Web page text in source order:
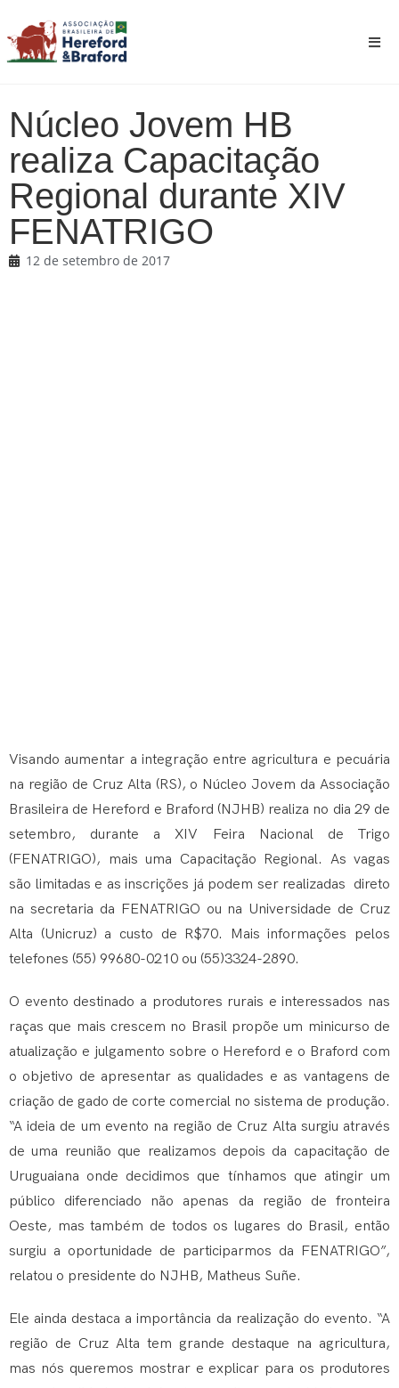
Núcleo Jovem HB
realiza Capacitação
Regional durante XIV
FENATRIGO
12 de setembro de 2017
Visando aumentar a integração entre agricultura e pecuária
na região de Cruz Alta (RS), o Núcleo Jovem da Associação
Brasileira de Hereford e Braford (NJHB) realiza no dia 29 de
setembro, durante a XIV Feira Nacional de Trigo
(FENATRIGO), mais uma Capacitação Regional. As vagas
são limitadas e as inscrições já podem ser realizadas direto
na secretaria da FENATRIGO ou na Universidade de Cruz
Alta (Unicruz) a custo de R$70. Mais informações pelos
telefones (55) 99680-0210 ou (55)3324-2890.
O evento destinado a produtores rurais e interessados nas
raças que mais crescem no Brasil propõe um minicurso de
atualização e julgamento sobre o Hereford e o Braford com
o objetivo de apresentar as qualidades e as vantagens de
criação de gado de corte comercial no sistema de produção.
“A ideia de um evento na região de Cruz Alta surgiu através
de uma reunião que realizamos depois da capacitação de
Uruguaiana onde decidimos que tínhamos que atingir um
público diferenciado não apenas da região de fronteira
Oeste, mas também de todos os lugares do Brasil, então
surgiu a oportunidade de participarmos da FENATRIGO”,
relatou o presidente do NJHB, Matheus Suñe.
Ele ainda destaca a importância da realização do evento. “A
região de Cruz Alta tem grande destaque na agricultura,
mas nós queremos mostrar e explicar para os produtores